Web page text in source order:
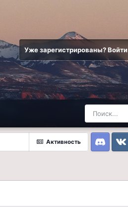
Уже зарегистрированы? Войти
Активность
DiscordVK